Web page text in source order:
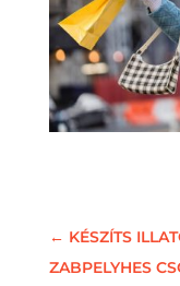
← KÉSZÍTS
ZABPELYHES